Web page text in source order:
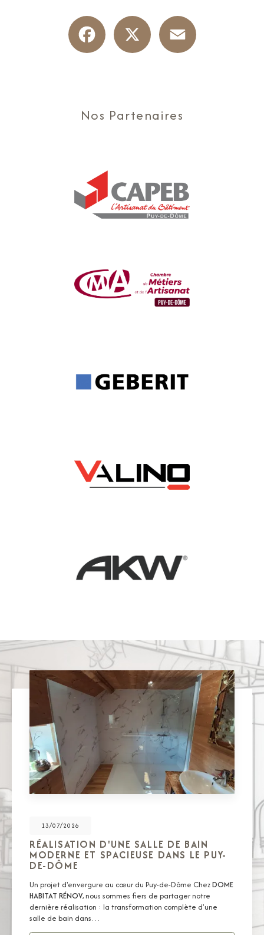
Facebook
Nos Partenaires
13/07/2026
RÉALISATION D'UNE SALLE DE BAIN
MODERNE ET SPACIEUSE DANS LE PUY-
DE-DÔME
Un projet d'envergure au cœur du Puy-de-Dôme ChezDOME
HABITAT RÉNOV, nous sommes fiers de partager notre
dernière réalisation : la transformation complète d'une
salle de bain dans…